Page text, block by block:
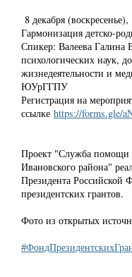
8 декабря
Гармонизация детско-
Спикер: Валеева Галина
психологических наук,
жизнедеятельности и
ЮУрГГПУ
Регистрация на
ссылке https://forms.gle/
Проект "Служба помощи
Ивановского района"
Президента Российской
президентских грантов.
Фото из открытых